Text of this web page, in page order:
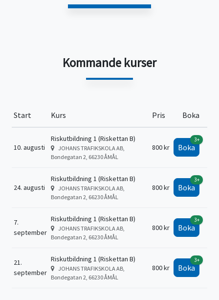
Kommande kurser
Start Kurs Pris Boka
10. augusti
Riskutbildning 1 (Riskettan B)
JOHANS TRAFIKSKOLA AB,
Bondegatan 2, 66230 ÅMÅL
800 kr Boka
3+
24. augusti
Riskutbildning 1 (Riskettan B)
JOHANS TRAFIKSKOLA AB,
Bondegatan 2, 66230 ÅMÅL
800 kr Boka
3+
7.
september
Riskutbildning 1 (Riskettan B)
JOHANS TRAFIKSKOLA AB,
Bondegatan 2, 66230 ÅMÅL
800 kr Boka
3+
21.
september
Riskutbildning 1 (Riskettan B)
JOHANS TRAFIKSKOLA AB,
Bondegatan 2, 66230 ÅMÅL
800 kr Boka
3+